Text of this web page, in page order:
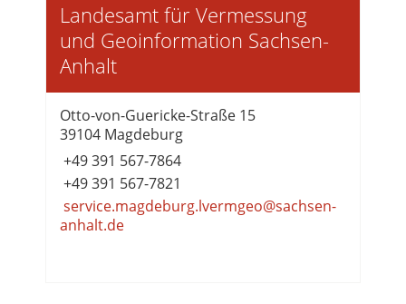
Landesamt für Vermessung
und Geoinformation Sachsen-
Anhalt
Otto-von-Guericke-Straße 15
39104 Magdeburg
+49 391 567-7864
+49 391 567-7821
service.magdeburg.lvermgeo@sachsen-
anhalt.de